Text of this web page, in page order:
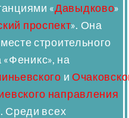
«Давыдково»
проспект». Она
строительного
«Феникс», на
и
направления
. Среди всех